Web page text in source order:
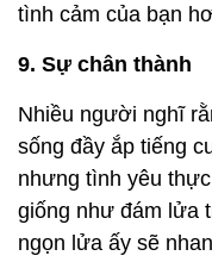
tình cảm của bạn
9. Sự chân thành
Nhiều người nghĩ
sống đầy ắp tiếng
nhưng tình yêu
giống như đám lửa
ngọn lửa ấy sẽ